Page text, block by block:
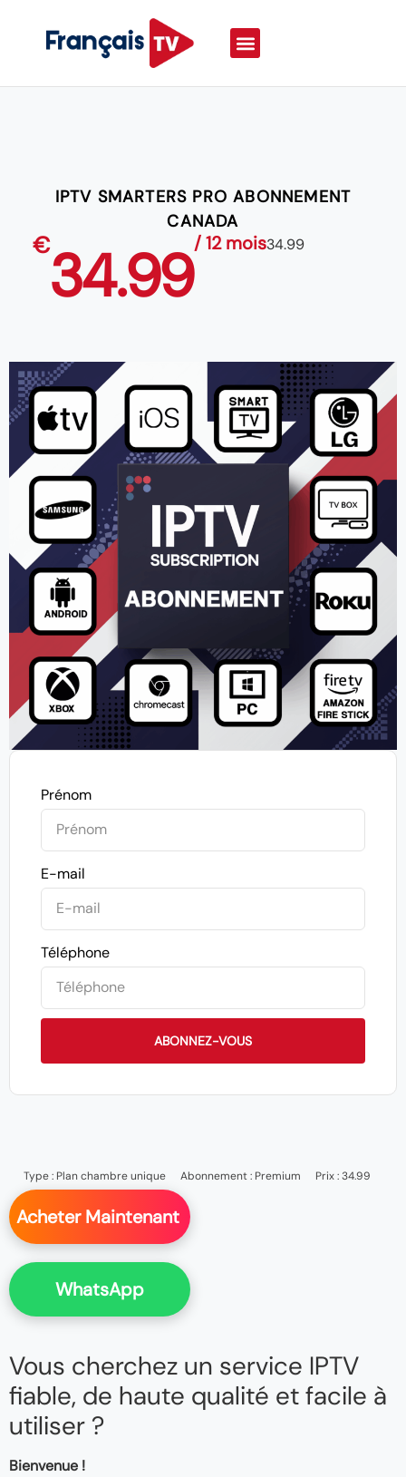
IPTV SMARTERS PRO ABONNEMENT
CANADA
€34.99/ 12 mois34.99
Prénom
E-mail
Téléphone
ABONNEZ-VOUS
Type : Plan chambre unique Abonnement : Premium Prix : 34.99
Acheter Maintenant
WhatsApp
Vous cherchez un service IPTV
fiable, de haute qualité et facile à
utiliser ?
Bienvenue !